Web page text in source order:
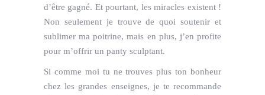
d’être gagné. Et pourtant, les miracles existent !
Non seulement je trouve de quoi soutenir et
sublimer ma poitrine, mais en plus, j’en profite
pour m’offrir un panty sculptant.
Si comme moi tu ne trouves plus ton bonheur
chez les grandes enseignes, je te recommande